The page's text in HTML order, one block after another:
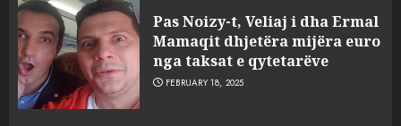
Pas Noizy-t, Veliaj i dha Ermal
Mamaqit dhjetëra mijëra euro
nga taksat e qytetarëve
FEBRUARY 18, 2025